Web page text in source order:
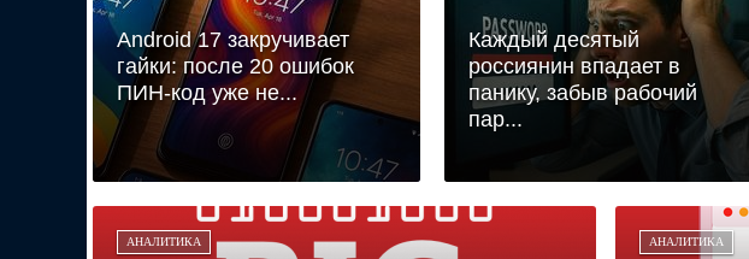
Android 17 закручивает
гайки: после 20 ошибок
ПИН-код уже не...
Каждый десятый
россиянин впадает в
панику, забыв рабочий
пар...
АНАЛИТИКА АНАЛИТИКА